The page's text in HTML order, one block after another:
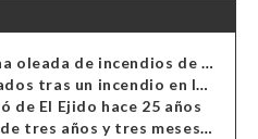
Detenido el autor de una oleada de incendios de contenedores en Almería
Madre e hijo hospitalizados tras un incendio en la cocina de una vivienda en Almería
de El Ejido hace 25 años
Confirmada la condena de tres años y tres meses al hombre de Antas acusado de xenofobia